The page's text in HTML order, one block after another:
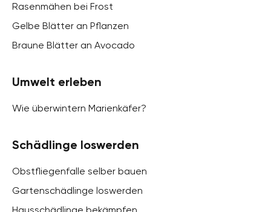
Rasenmähen bei Frost
Gelbe Blätter an Pflanzen
Braune Blätter an Avocado
Umwelt erleben
Wie überwintern Marienkäfer?
Schädlinge loswerden
Obstfliegenfalle selber bauen
Gartenschädlinge loswerden